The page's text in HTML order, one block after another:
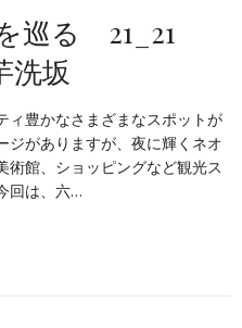
巡る 21_21
洗坂
ィ豊かなさまざまなスポットが
ジがありますが、夜に輝くネオ
術館、ショッピングなど観光ス
回は、六…